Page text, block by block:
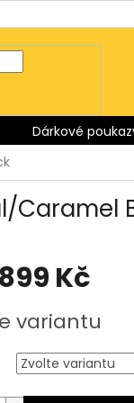
Dárkové
Caramel
Kč
variantu